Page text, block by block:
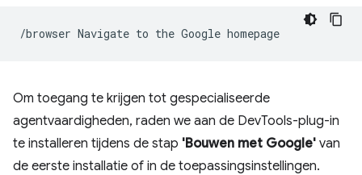
/browser Navigate to the Google
Om toegang te krijgen tot gespecialiseerde
agentvaardigheden, raden we aan de DevTools-plug-in
te installeren tijdens de stap 'Bouwen met Google' van
de eerste installatie of in de toepassingsinstellingen.